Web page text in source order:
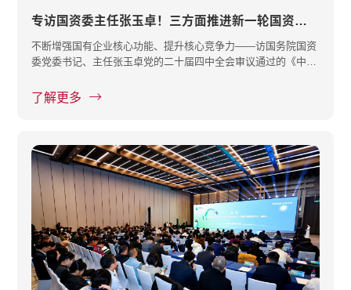
专访国资委主任张玉卓！三方面推进新一轮国资国企改革
不断增强国有企业核心功能、提升核心竞争力——访国务院国资
委党委书记、主任张玉卓党的二十届四中全会审议通过的《中共
了解更多